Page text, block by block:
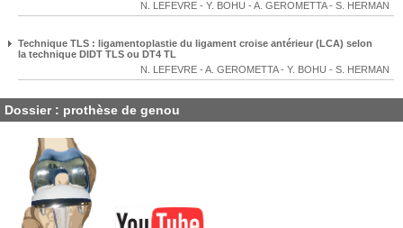
N. LEFEVRE - Y. BOHU - A. GEROMETTA- S. HERMAN
Technique TLS : ligamentoplastie du ligament croise antérieur (LCA) selon
la technique DIDT TLS ou DT4 TL
N. LEFEVRE - A. GEROMETTA- Y. BOHU - S. HERMAN
Dossier : prothèse de genou